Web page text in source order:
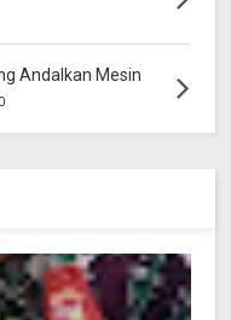
Andalkan Mesin
0